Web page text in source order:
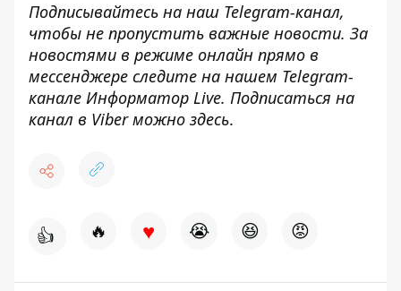
Подписывайтесь на наш Telegram-канал,
чтобы не пропустить важные новости. За
новостями в режиме онлайн прямо в
мессенджере следите на нашем Telegram-
канале Информатор Live. Подписаться на
канал в Viber можно здесь.
👍 🔥 ♥ 😭 😆 😡